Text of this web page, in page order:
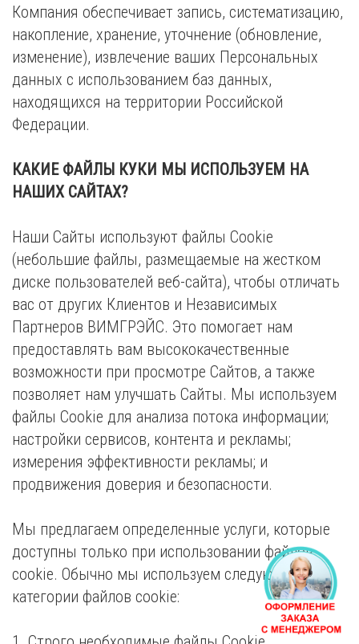
Компания обеспечивает запись, систематизацию,
накопление, хранение, уточнение (обновление,
изменение), извлечение ваших Персональных
данных с использованием баз данных,
находящихся на территории Российской
Федерации.
КАКИЕ ФАЙЛЫ КУКИ МЫ ИСПОЛЬЗУЕМ НА
НАШИХ САЙТАХ?
Наши Сайты используют файлы Cookie
(небольшие файлы, размещаемые на жестком
диске пользователей веб-сайта), чтобы отличать
вас от других Клиентов и Независимых
Партнеров ВИМГРЭЙС. Это помогает нам
предоставлять вам высококачественные
возможности при просмотре Сайтов, а также
позволяет нам улучшать Сайты. Мы используем
файлы Cookie для анализа потока информации;
настройки сервисов, контента и рекламы;
измерения эффективности рекламы; и
продвижения доверия и безопасности.
Мы предлагаем определенные услуги, которые
доступны только при использовании файлов
cookie. Обычно мы используем следующие
категории файлов cookie: